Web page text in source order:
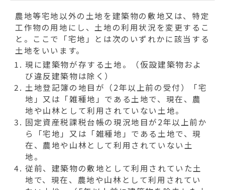
農地等宅地以外の土地を建築物の敷地又は、特定
工作物の用地にし、土地の利用状況を変更するこ
と。ここで「宅地」とは次のいずれかに該当する
土地をいいます。
現に建築物が存する土地。（仮設建築物およ
び違反建築物は除く）
土地登記簿の地目が（2年以上前の受付）「宅
地」又は「雑種地」である土地で、現在、農
地や山林として利用されていない土地。
固定資産税課税台帳の現況地目が2年以上前か
ら「宅地」又は「雑種地」である土地で、現
在、農地や山林として利用されていない土
地。
従前、建築物の敷地として利用されていた土
地で、現在、農地や山林として利用されてい